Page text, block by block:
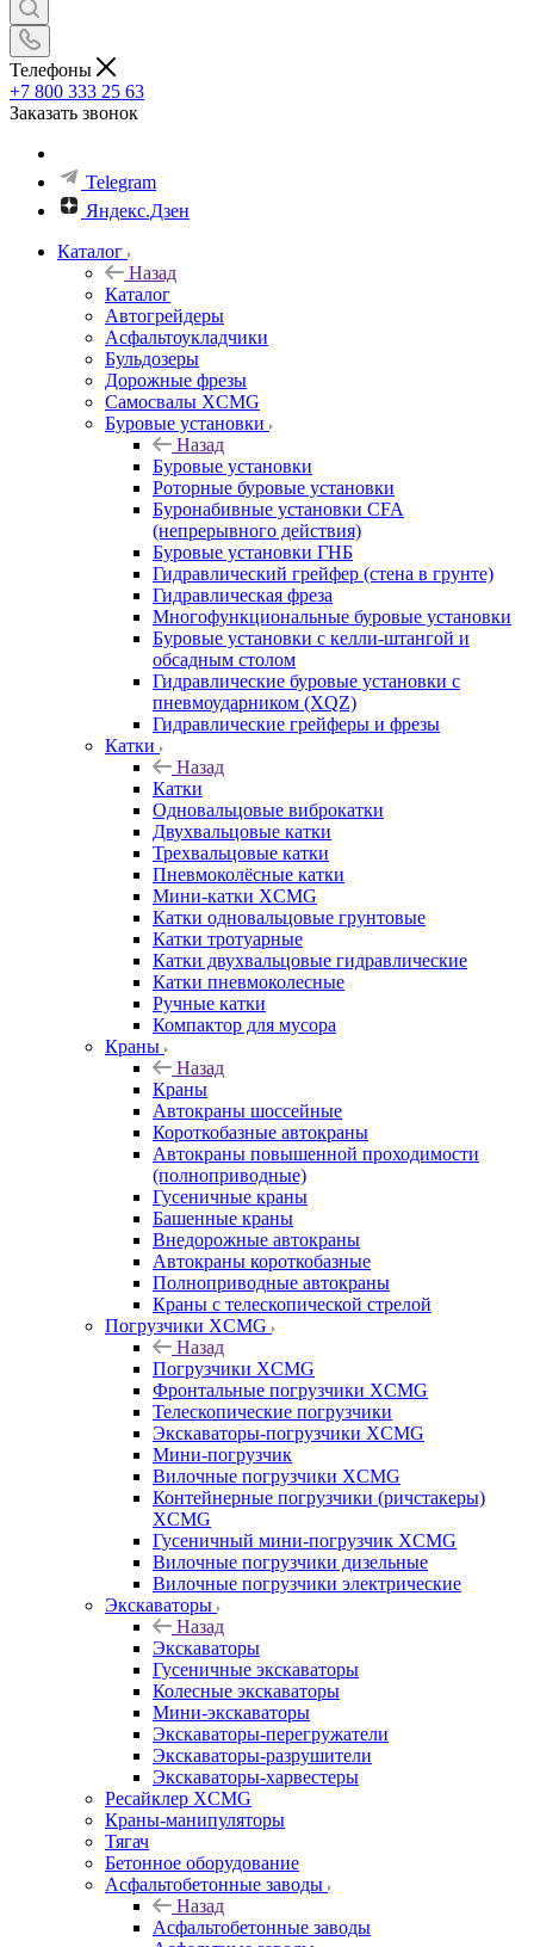
Телефоны
+7 800 333 25 63
Заказать звонок
Telegram
Яндекс.Дзен
Каталог
Назад
Каталог
Автогрейдеры
Асфальтоукладчики
Бульдозеры
Дорожные фрезы
Самосвалы XCMG
Буровые установки
Назад
Буровые установки
Роторные буровые установки
Буронабивные установки CFA
(непрерывного действия)
Буровые установки ГНБ
Гидравлический грейфер (стена в грунте)
Гидравлическая фреза
Многофункциональные буровые установки
Буровые установки с келли-штангой и
обсадным столом
Гидравлические буровые установки с
пневмоударником (XQZ)
Гидравлические грейферы и фрезы
Катки
Назад
Катки
Одновальцовые виброкатки
Двухвальцовые катки
Трехвальцовые катки
Пневмоколёсные катки
Мини-катки XCMG
Катки одновальцовые грунтовые
Катки тротуарные
Катки двухвальцовые гидравлические
Катки пневмоколесные
Ручные катки
Компактор для мусора
Краны
Назад
Краны
Автокраны шоссейные
Короткобазные автокраны
Автокраны повышенной проходимости
(полноприводные)
Гусеничные краны
Башенные краны
Внедорожные автокраны
Автокраны короткобазные
Полноприводные автокраны
Краны с телескопической стрелой
Погрузчики XCMG
Назад
Погрузчики XCMG
Фронтальные погрузчики XCMG
Телескопические погрузчики
Экскаваторы-погрузчики XCMG
Мини-погрузчик
Вилочные погрузчики XCMG
Контейнерные погрузчики (ричстакеры)
XCMG
Гусеничный мини-погрузчик XCMG
Вилочные погрузчики дизельные
Вилочные погрузчики электрические
Экскаваторы
Назад
Экскаваторы
Гусеничные экскаваторы
Колесные экскаваторы
Мини-экскаваторы
Экскаваторы-перегружатели
Экскаваторы-разрушители
Экскаваторы-харвестеры
Ресайклер XCMG
Краны-манипуляторы
Тягач
Бетонное оборудование
Асфальтобетонные заводы
Назад
Асфальтобетонные заводы